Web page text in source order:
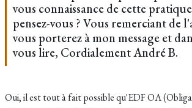
vous connaissance de cette
pensez-vous ? Vous remerciant de
vous porterez à mon message et
vous lire, Cordialement André B.
Oui, il est tout à fait possible qu'EDF OA